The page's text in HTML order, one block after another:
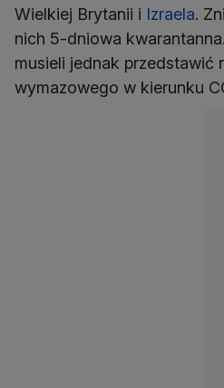
Wielkiej Brytanii i Izraela.
nich 5-dniowa
musieli jednak przedstawić
wymazowego w kierunku